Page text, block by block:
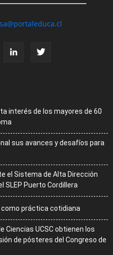
interés de los mayores de 60
sus avances y desafíos para
el Sistema de Alta Dirección
SLEP Puerto Cordillera
como práctica cotidiana
Ciencias UCSC obtienen los
de pósteres del Congreso de